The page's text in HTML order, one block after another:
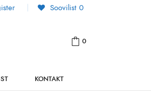
Soovilist 0
0
KONTAKT